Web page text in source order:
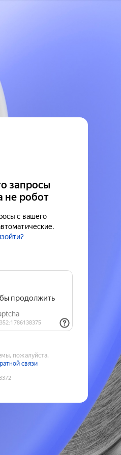
запросы
не робот
с вашего
пожалуйста,
связи